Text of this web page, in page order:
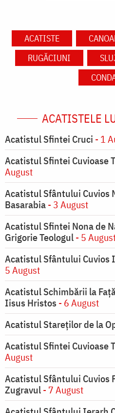
ACATISTE
RUGĂCIUNI
ACATISTELE
Acatistul Sfintei Cruci - 1
Acatistul Sfintei Cuvioase
August
Acatistul Sfântului
Basarabia- 3 August
Acatistul Sfintei Nona de
Grigorie Teologul- 5
Acatistul Sfântului Cuvios
5 August
Acatistul Schimbării la
Iisus Hristos - 6 August
Acatistul Stareţilor de la
Acatistul Sfintei Cuvioase
August
Acatistul Sfântului Cuvios
Zugravul- 7 August